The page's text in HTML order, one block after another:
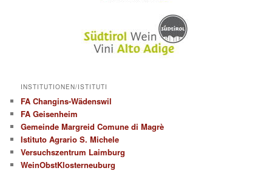
INSTITUTIONEN/ISTITUTI
FA Changins-Wädenswil
FA Geisenheim
Gemeinde Margreid Comune di Magrè
Istituto Agrario S. Michele
Versuchszentrum Laimburg
WeinObstKlosterneuburg